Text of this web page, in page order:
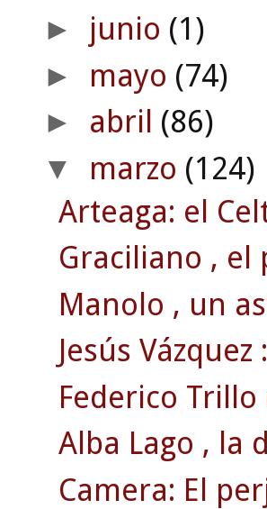
► junio (1)
► mayo (74)
► abril (86)
▼ marzo (124)
Arteaga: el
Graciliano , el
Manolo , un
Jesús
Federico
Alba Lago , la
Camera: El